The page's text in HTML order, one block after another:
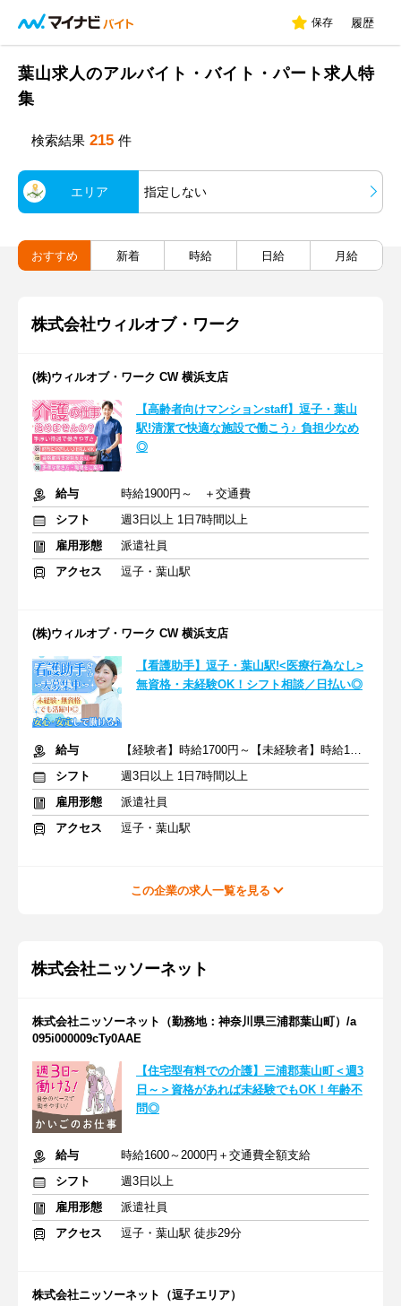
保存 履歴
葉山求人のアルバイト・バイト・パート求人特
集
検索結果 215 件
エリア 指定しない
おすすめ 新着 時給 日給 月給
株式会社ウィルオブ・ワーク
(株)ウィルオブ・ワーク CW 横浜支店
【高齢者向けマンションstaff】逗子・葉山
駅!清潔で快適な施設で働こう♪ 負担少なめ
◎
給与
時給1900円～ ＋交通費
シフト
週3日以上 1日7時間以上
雇用形態
派遣社員
アクセス
逗子・葉山駅
(株)ウィルオブ・ワーク CW 横浜支店
【看護助手】逗子・葉山駅!<医療行為なし>
無資格・未経験OK！シフト相談／日払い◎
給与
【経験者】時給1700円～【未経験者】時給1500円～ ＋交通費
シフト
週3日以上 1日7時間以上
雇用形態
派遣社員
アクセス
逗子・葉山駅
この企業の求人一覧を見る
株式会社ニッソーネット
株式会社ニッソーネット（勤務地：神奈川県三浦郡葉山町）/a
095i000009cTy0AAE
【住宅型有料での介護】三浦郡葉山町＜週3
日～＞資格があれば未経験でもOK！年齢不
問◎
給与
時給1600～2000円＋交通費全額支給
シフト
週3日以上
雇用形態
派遣社員
アクセス
逗子・葉山駅 徒歩29分
株式会社ニッソーネット（逗子エリア）